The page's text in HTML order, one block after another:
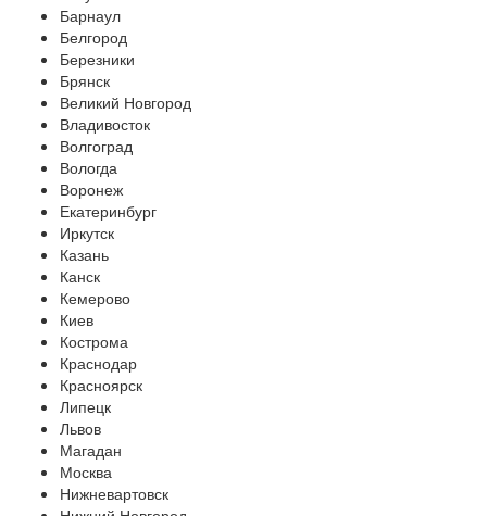
Барнаул
Белгород
Березники
Брянск
Великий Новгород
Владивосток
Волгоград
Вологда
Воронеж
Екатеринбург
Иркутск
Казань
Канск
Кемерово
Киев
Кострома
Краснодар
Красноярск
Липецк
Львов
Магадан
Москва
Нижневартовск